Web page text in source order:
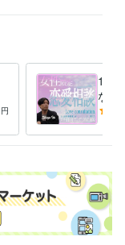
円
1時
なた
び散
しま